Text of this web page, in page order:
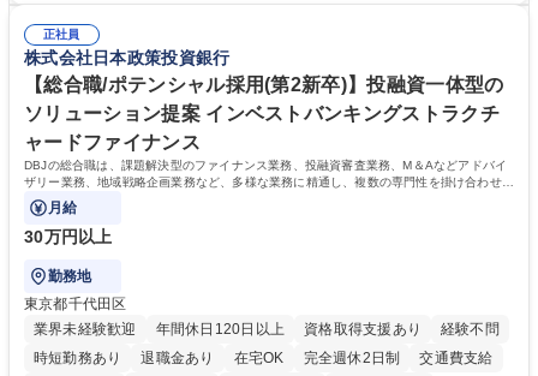
募集職種 【大阪・京都・滋賀】営業事務 ※未経験可
えて、お客様や社員の状況に合わせ、能動的なサポート、改善の動きも期
待され。組織を支えるスペシャリストとして、チームに貢献し、結果的に
社員から頼られる存在になることができます。平均19:30の退勤以降の業
務の持ち帰りも禁止されており、メリハリのある働き方となります。 学
歴・資格 学歴：大学院 大学 高専 短大 語学力： 資格：
正社員
株式会社日本政策投資銀行
【総合職/ポテンシャル採用(第2新卒)】投融資一体型の
ソリューション提案 インベストバンキングストラクチ
ャードファイナンス
DBJの総合職は、課題解決型のファイナンス業務、投融資審査業務、M＆Aなどアドバイ
ザリー業務、地域戦略企画業務など、多様な業務に精通し、複数の専門性を掛け合わせて
広く社会に貢献していく職種です。
月給
30万円以上
勤務地
東京都千代田区
業界未経験歓迎
年間休日120日以上 資格取得支援あり
経験不問
時短勤務あり
退職金あり 在宅OK 完全週休2日制
交通費支給